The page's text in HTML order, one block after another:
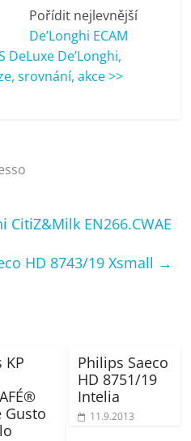
Pořídit nejlevnější
De’Longhi ECAM
DeLuxe De’Longhi,
srovnání, akce >>
CitiZ&Milk EN266.CWAE
HD 8743/19 Xsmall →
KP
Gusto
Philips Saeco
HD 8751/19
Intelia
11.9.2013